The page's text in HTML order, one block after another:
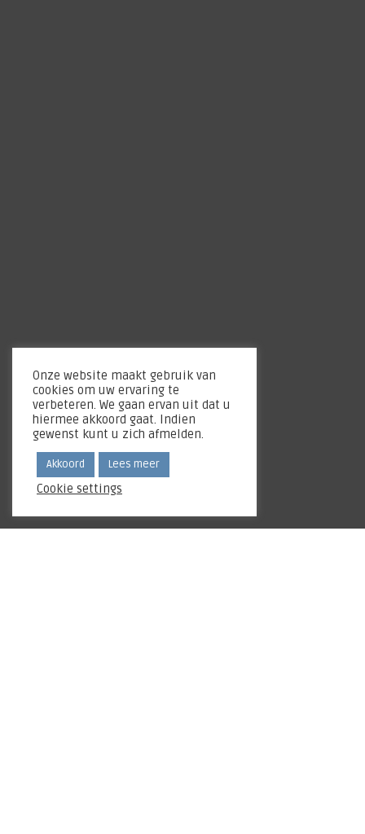
Onze website maakt gebruik van
cookies om uw ervaring te
verbeteren. We gaan ervan uit dat u
hiermee akkoord gaat. Indien
gewenst kunt u zich afmelden.
Akkoord Lees meer
Cookie settings